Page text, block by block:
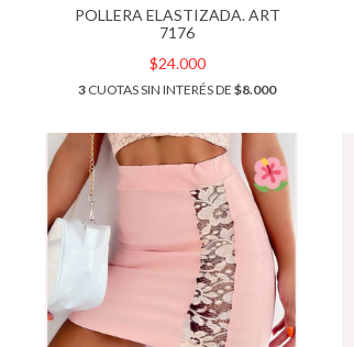
POLLERA ELASTIZADA. ART
7176
$24.000
3 CUOTAS SIN INTERÉS DE$8.000